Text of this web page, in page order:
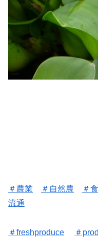
＃農業 ＃自然農 ＃
流通
＃freshproduce ＃